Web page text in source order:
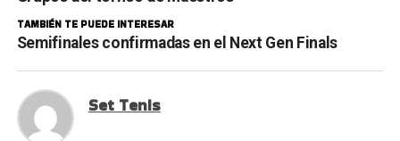
TAMBIÉN TE PUEDE INTERESAR
Semifinales confirmadas en el Next Gen Finals
Set Tenis